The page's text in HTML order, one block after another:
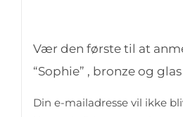
Vær den første til at
“Sophie” , bronze og
Din e-mailadresse vil ikke